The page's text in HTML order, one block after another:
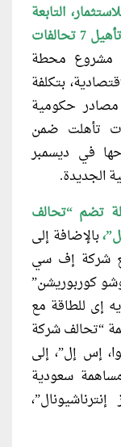
، التابعة
للمنطقة الاقتصادية لقناة السويس، عن تأهيل 7 تحالفات
مشروع محطة
بتكلفة
قالت مصادر حكومية
تأهلت ضمن
في ديسمبر
الجديدة.
تضم “تحالف
بالإضافة إلى
شركة إف سي
كوربوريشن”
إى للطاقة مع
“تحالف شركة
إس إل”، إلى
سعودية